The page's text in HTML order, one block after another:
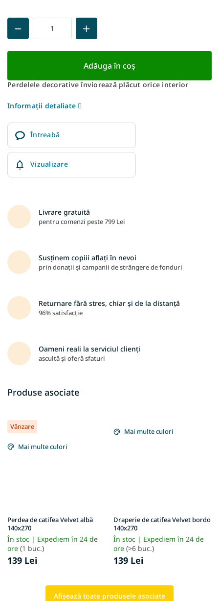
Adăuga în coş
Perdelele decorative înviorează plăcut orice interior
Informaţii detaliate
Întreabă
Vizualizare
Livrare gratuită
pentru comenzi peste 799 Lei
Susținem copiii aflați în nevoi
prin donații și campanii de strângere de fonduri
Returnare fără stres, chiar și de la distanță
96% satisfacție
Oameni reali la serviciul clienți
ascultă și oferă sfaturi
Produse asociate
Vânzare
Mai multe culori
Perdea de catifea Velvet albă
140x270
În stoc | Expediem în 24 de
ore (1 buc.)
139 Lei
Mai multe culori
Draperie de catifea Velvet bordo
140x270
În stoc | Expediem în 24 de
ore (>6 buc.)
139 Lei
Afişează toate produsele asociate